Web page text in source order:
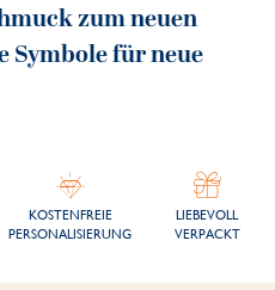
zum neuen
für neue
KOSTENFREIE
PERSONALISIERUNG
LIEBEVOLL
VERPACKT